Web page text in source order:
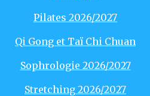
Pilates 2026/2027
Qi Gong et Taï Chi Chuan
Sophrologie 2026/2027
Stretching 2026/2027